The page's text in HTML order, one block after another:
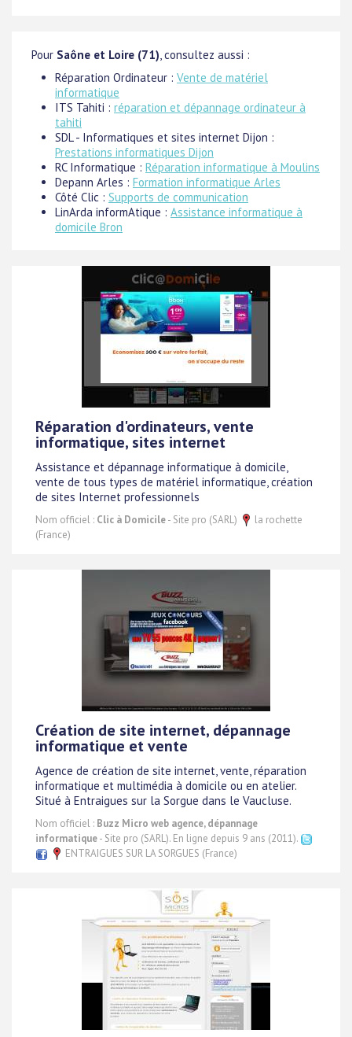
Pour Saône et Loire (71) , consultez aussi :
Réparation Ordinateur : Vente de matériel
informatique
ITS Tahiti : réparation et dépannage ordinateur à
tahiti
SDL - Informatiques et sites internet Dijon :
Prestations informatiques Dijon
RC Informatique : Réparation informatique à Moulins
Depann Arles : Formation informatique Arles
Côté Clic : Supports de communication
LinArda informAtique : Assistance informatique à
domicile Bron
Réparation d'ordinateurs, vente
informatique, sites internet
Assistance et dépannage informatique à domicile,
vente de tous types de matériel informatique, création
de sites Internet professionnels
Nom officiel : Clic à Domicile- Site pro (SARL)
la rochette
(France)
Création de site internet, dépannage
informatique et vente
Agence de création de site internet, vente, réparation
informatique et multimédia à domicile ou en atelier.
Situé à Entraigues sur la Sorgue dans le Vaucluse.
Nom officiel : Buzz Micro web agence, dépannage
informatique- Site pro (SARL). En ligne depuis 9 ans (2011).
ENTRAIGUES SUR LA SORGUES (France)